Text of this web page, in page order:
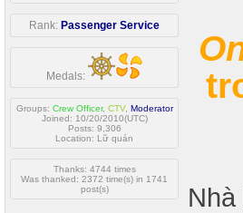
Rank: Passenger Service
Medals:
Groups: Crew Officer, CTV, Moderator
Joined: 10/20/2010(UTC)
Posts: 9,306
Location: Lữ quán
Thanks: 4744 times
Was thanked: 2372 time(s) in 1741
post(s)